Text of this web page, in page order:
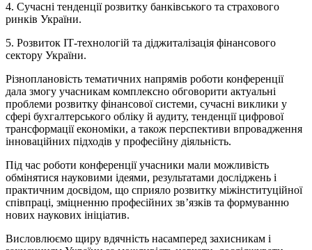
4. Сучасні тенденції розвитку банківського та страхового
ринків України.
5. Розвиток ІТ-технологій та діджиталізація фінансового
сектору України.
Різноплановість тематичних напрямів роботи конференції
дала змогу учасникам комплексно обговорити актуальні
проблеми розвитку фінансової системи, сучасні виклики у
сфері бухгалтерського обліку й аудиту, тенденції цифрової
трансформації економіки, а також перспективи впровадження
інноваційних підходів у професійну діяльність.
Під час роботи конференції учасники мали можливість
обмінятися науковими ідеями, результатами досліджень і
практичним досвідом, що сприяло розвитку міжінституційної
співпраці, зміцненню професійних зв’язків та формуванню
нових наукових ініціатив.
Висловлюємо щиру вдячність насамперед захисникам і